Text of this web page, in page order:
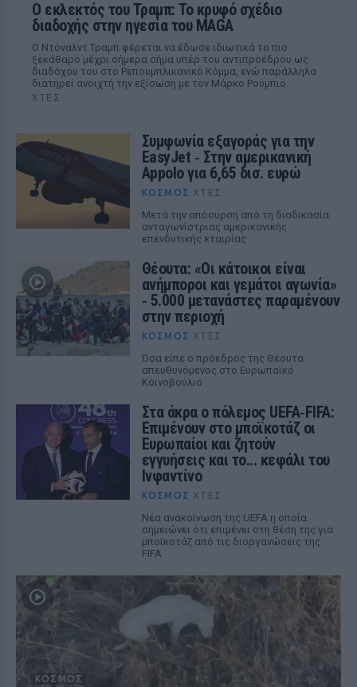
Ο εκλεκτός του Τραμπ: Το κρυφό σχέδιο
διαδοχής στην ηγεσία του MAGA
Ο Ντόναλντ Τραμπ φέρεται να έδωσε ιδιωτικά το πιο
ξεκάθαρο μέχρι σήμερα σήμα υπέρ του αντιπροέδρου ως
διαδόχου του στο Ρεπουμπλικανικό Κόμμα, ενώ παράλληλα
διατηρεί ανοιχτή την εξίσωση με τον Μάρκο Ρούμπιο.
ΧΤΕΣ
Συμφωνία εξαγοράς για την
EasyJet ‑ Στην αμερικανική
Appolo για 6,65 δισ. ευρώ
ΚΌΣΜΟΣ ΧΤΕΣ
Μετά την απόσυρση από τη διαδικασία
ανταγωνίστριας αμερικανικής
επενδυτικής εταιρίας
Θέουτα: «Οι κάτοικοι είναι
ανήμποροι και γεμάτοι αγωνία»
‑ 5.000 μετανάστες παραμένουν
στην περιοχή
ΚΌΣΜΟΣ ΧΤΕΣ
Όσα είπε ο πρόεδρος της Θέουτα
απευθυνόμενος στο Ευρωπαϊκό
Κοινοβούλιο
Στα άκρα ο πόλεμος UEFA‑FIFA:
Επιμένουν στο μποϊκοτάζ οι
Ευρωπαίοι και ζητούν
εγγυήσεις και το... κεφάλι του
Ινφαντίνο
ΚΌΣΜΟΣ ΧΤΕΣ
Νέα ανακοίνωση της UEFA η οποία
σημειώνει ότι επιμένει στη θέση της για
μποϊκοτάζ από τις διοργανώσεις της
FIFA
ΚΌΣΜΟΣ